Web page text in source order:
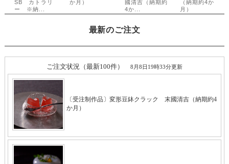
最新のご注文